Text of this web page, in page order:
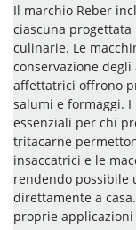
Il marchio Reber
ciascuna
culinarie. Le
conservazione
affettatrici offrono
salumi e formaggi.
essenziali per chi
tritacarne
insaccatrici e le
rendendo possibile
direttamente a
proprie